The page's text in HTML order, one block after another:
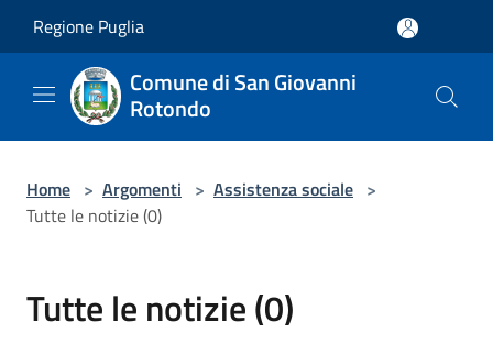
Regione Puglia
Comune di San Giovanni
Rotondo
Home > Argomenti > Assistenza sociale >
Tutte le notizie (0)
Tutte le notizie (0)